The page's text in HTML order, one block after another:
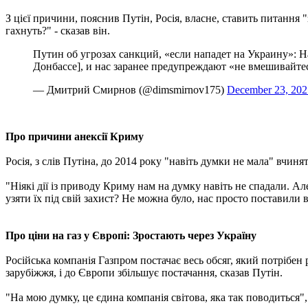
З цієї причини, пояснив Путін, Росія, власне, ставить
гахнуть?" - сказав він.
Путин об угрозах санкций, «если нападет на Украину»:
Донбассе], и нас заранее предупреждают «не
— Дмитрий Смирнов (@dimsmirnov175) December 23,
Про причини анексії Криму
Росія, з слів Путіна, до 2014 року "навіть думки не мала"
"Ніякі дії із приводу Криму нам на думку навіть не спадали.
узяти їх під свій захист? Не можна було, нас просто
Про ціни на газ у Європі: Зростають через Україну
Російська компанія Газпром постачає весь обсяг, який
зарубіжжя, і до Європи збільшує постачання, сказав Путін.
"На мою думку, це єдина компанія світова, яка так